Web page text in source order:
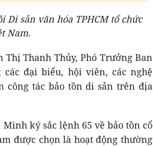
Di sản văn hóa TPHCM tổ chức
Nam.
Thanh Thủy, Phó Trưởng Ban
các đại biểu, hội viên, các nghệ
công tác bảo tồn di sản trên địa
ký sắc lệnh 65 về bảo tồn cổ
được chọn là hoạt động thường